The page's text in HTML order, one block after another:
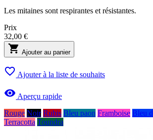
Les mitaines sont respirantes et résistantes.
Prix
32,00 €
 Ajouter au panier
 Ajouter à la liste de souhaits
 Aperçu rapide
Rouge Noir Rubis Bleu paon Framboise Bleu
Terracotta Toundra